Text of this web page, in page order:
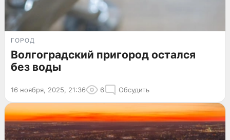
ГОРОД
Волгоградский пригород остался
без воды
16 ноября, 2025, 21:36 6 Обсудить